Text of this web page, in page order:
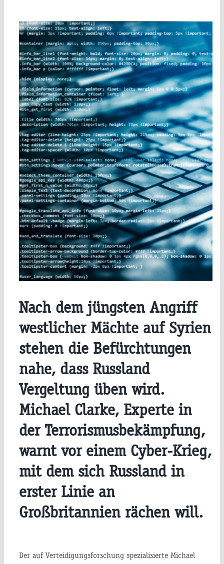
Nach dem jüngsten Angriff
westlicher Mächte auf Syrien
stehen die Befürchtungen
nahe, dass Russland
Vergeltung üben wird.
Michael Clarke, Experte in
der Terrorismusbekämpfung,
warnt vor einem Cyber-Krieg,
mit dem sich Russland in
erster Linie an
Großbritannien rächen will.
Der auf Verteidigungsforschung spezialisierte Michael